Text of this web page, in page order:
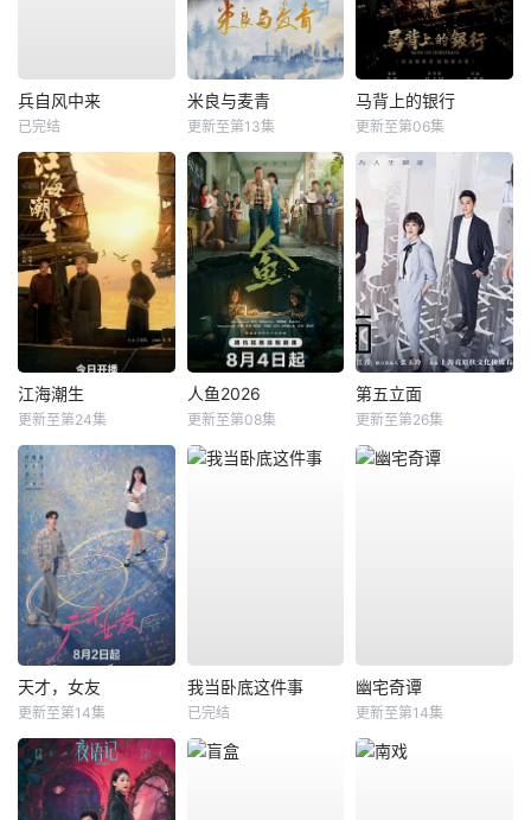
兵自风中来
已完结
米良与麦青
更新至第13集
马背上的银行
更新至第06集
江海潮生
更新至第24集
人鱼2026
更新至第08集
第五立面
更新至第26集
天才，女友
更新至第14集
我当卧底这件事
已完结
幽宅奇谭
更新至第14集